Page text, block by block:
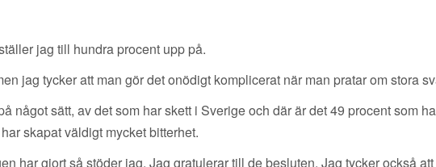
jag till hundra procent upp på.
jag tycker att man gör det onödigt komplicerat när man pratar om stora
något sätt, av det som har skett i Sverige och där är det 49 procent som
skapat väldigt mycket bitterhet.
har gjort så stöder jag. Jag gratulerar till de besluten. Jag tycker också